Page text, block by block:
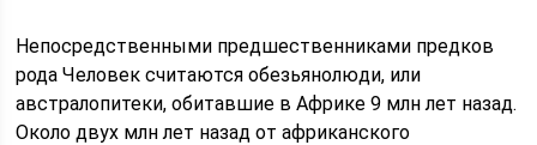
Непосредственными предшественниками предков
рода Человек считаются обезьянолюди, или
австралопитеки, обитавшие в Африке 9 млн лет назад.
Около двух млн лет назад от африканского